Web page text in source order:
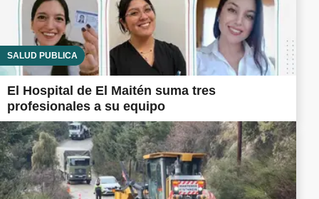
SALUD PÚBLICA
El Hospital de El Maitén suma tres
profesionales a su equipo